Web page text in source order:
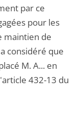
par ce
pour les
maintien de
considéré que
M. A... en
432-13 du